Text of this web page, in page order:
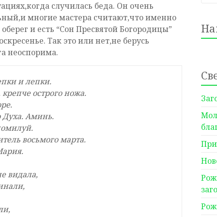
случилась беда. Он очень
многие мастера считают,что именно
оберег и есть “Сон Пресвятой Богородицы”
Так это или нет,не берусь
неоспорима.
и лепки.
острого ножа.
Духа. Аминь.
восьмого марта.
видала,